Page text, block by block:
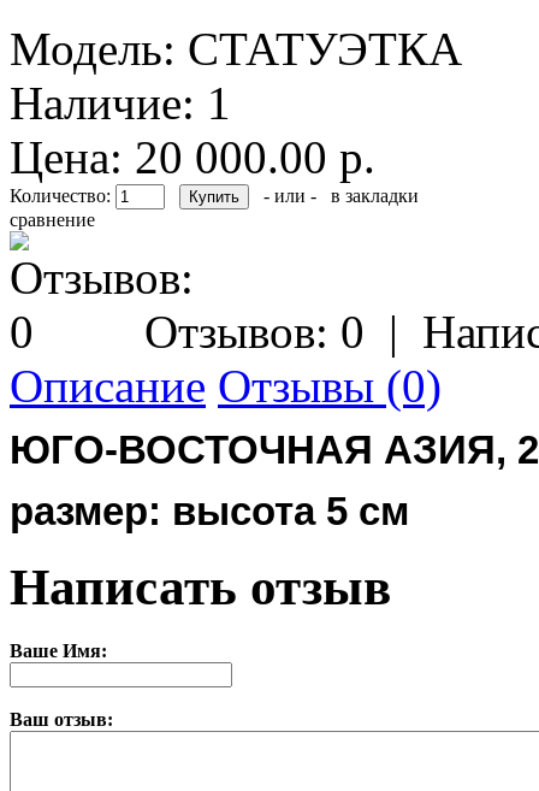
Модель: СТАТУЭТКА
Наличие: 1
Цена: 20 000.00 р.
Количество: - или -
в закладки
сравнение
Отзывов: 0 |
Описание Отзывы (0)
ЮГО-ВОСТОЧНАЯ АЗИЯ,
размер: высота 5 см
Написать отзыв
Ваше Имя:
Ваш отзыв: